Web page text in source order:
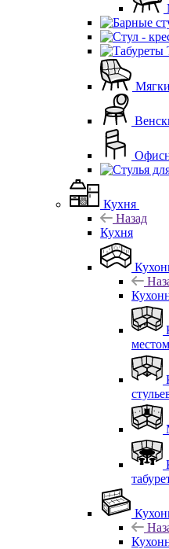
Кухня
Назад
Кухня
местом